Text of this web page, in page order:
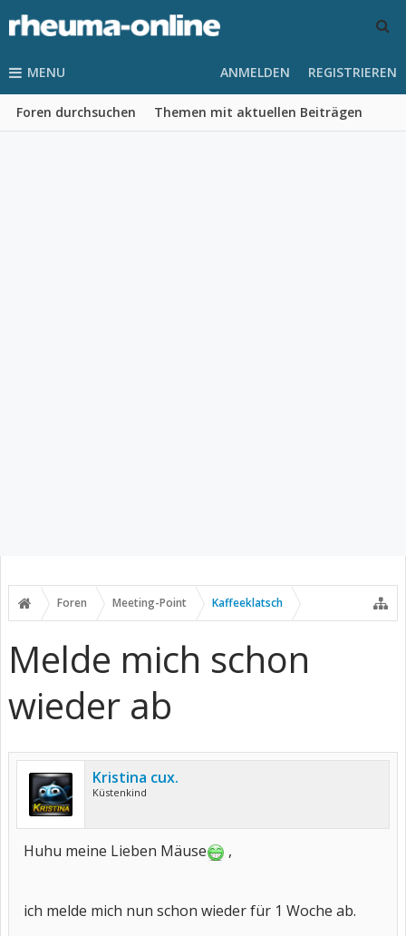
MENU
Foren durchsuchen Themen mit aktuellen Beiträgen
ANMELDEN REGISTRIEREN
Foren Meeting-Point Kaffeeklatsch
Melde mich schon
wieder ab
Kristina cux.
Küstenkind
Huhu meine Lieben Mäuse ,
ich melde mich nun schon wieder für 1 Woche ab.